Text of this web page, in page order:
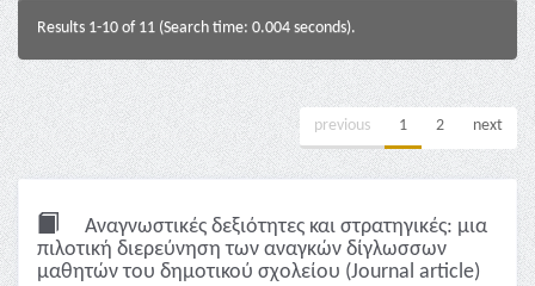
Results 1-10 of 11 (Search time: 0.004 seconds).
previous 1 2 next
Αναγνωστικές δεξιότητες και στρατηγικές: μια
πιλοτική διερεύνηση των αναγκών δίγλωσσων
μαθητών του δημοτικού σχολείου (Journal article)